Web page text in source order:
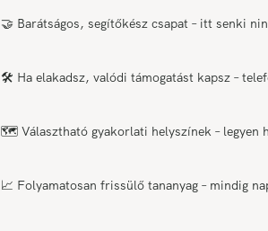
🤝 Barátságos, segítőkész csapat – itt senki
🛠️ Ha elakadsz, valódi támogatást kapsz –
🗺️ Választható gyakorlati helyszínek – legyen
📈 Folyamatosan frissülő tananyag – mindig